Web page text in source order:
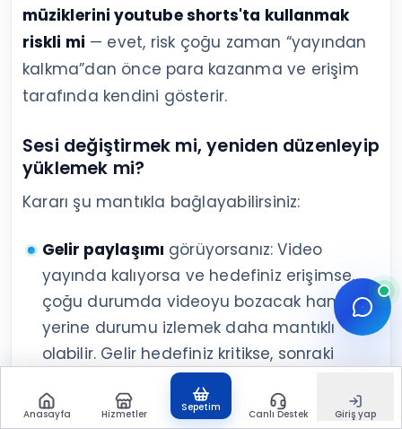
müziklerini youtube shorts'ta kullanmak
riskli mi — evet, risk çoğu zaman “yayından
kalkma”dan önce para kazanma ve erişim
tarafında kendini gösterir.
Sesi değiştirmek mi, yeniden düzenleyip
yüklemek mi?
Kararı şu mantıkla bağlayabilirsiniz:
Gelir paylaşımı görüyorsanız: Video
yayında kalıyorsa ve hedefiniz erişimse,
çoğu durumda videoyu bozacak hamleler
yerine durumu izlemek daha mantıklı
olabilir. Gelir hedefiniz kritikse, sonraki
videolarda ses kaynağını daha kontrollü
seçmek daha kalıcı çözüm olur.
Anasayfa Hizmetler
Sepetim
Canlı Destek Giriş yap